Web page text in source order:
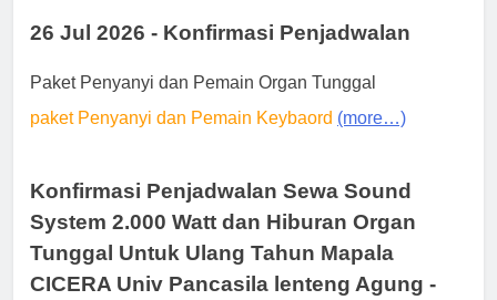
26 Jul 2026 - Konfirmasi Penjadwalan
Paket Penyanyi dan Pemain Organ Tunggal
paket Penyanyi dan Pemain Keybaord (more…)
Konfirmasi Penjadwalan Sewa Sound
System 2.000 Watt dan Hiburan Organ
Tunggal Untuk Ulang Tahun Mapala
CICERA Univ Pancasila lenteng Agung -